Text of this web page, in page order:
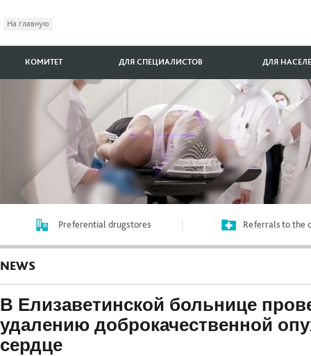
На главную
КОМИТЕТ ДЛЯ СПЕЦИАЛИСТОВ ДЛЯ
Preferential drugstores Referrals to the
NEWS
В Елизаветинской больнице
удалению доброкачественной
сердце